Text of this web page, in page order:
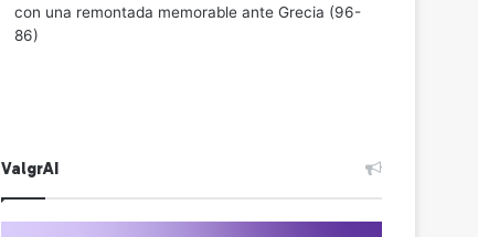
con una remontada memorable ante Grecia (96-
86)
ValgrAI